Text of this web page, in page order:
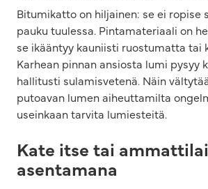
Bitumikatto on hiljainen: se ei ropise
pauku tuulessa. Pintamateriaali on
se ikääntyy kauniisti ruostumatta tai
Karhean pinnan ansiosta lumi pysyy
hallitusti sulamisvetenä. Näin
putoavan lumen aiheuttamilta
useinkaan tarvita lumiesteitä.
Kate itse tai
asentamana